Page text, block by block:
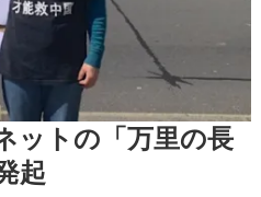
トの「万里の長
起